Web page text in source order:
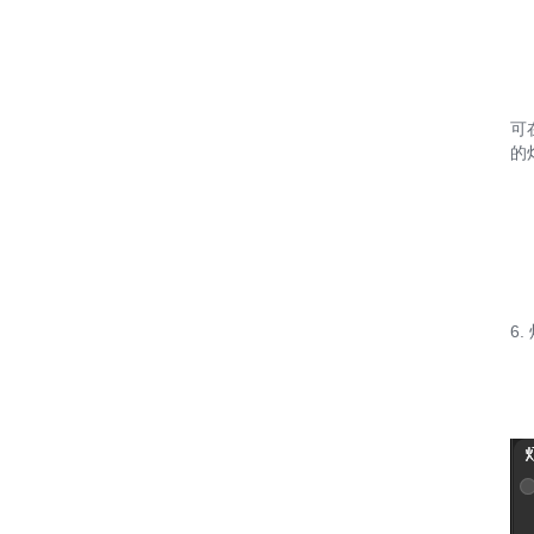
可
的
6.